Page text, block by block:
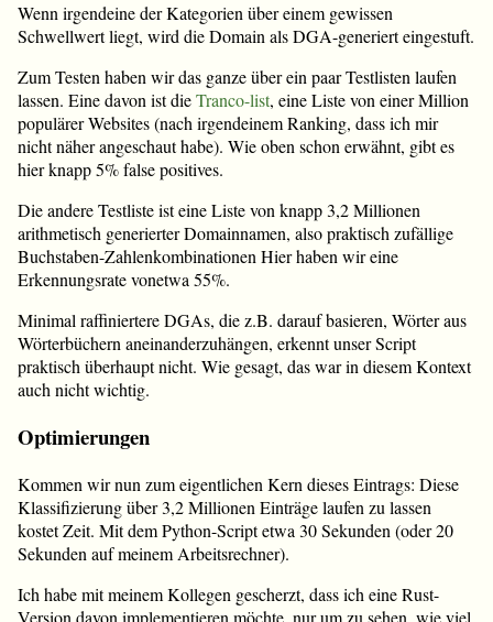
Wenn irgendeine der Kategorien über einem gewissen
Schwellwert liegt, wird die Domain als DGA-generiert eingestuft.
Zum Testen haben wir das ganze über ein paar Testlisten laufen
lassen. Eine davon ist dieTranco-list, eine Liste von einer Million
populärer Websites (nach irgendeinem Ranking, dass ich mir
nicht näher angeschaut habe). Wie oben schon erwähnt, gibt es
hier knapp 5% false positives.
Die andere Testliste ist eine Liste von knapp 3,2 Millionen
arithmetisch generierter Domainnamen, also praktisch zufällige
Buchstaben-Zahlenkombinationen Hier haben wir eine
Erkennungsrate vonetwa 55%.
Minimal raffiniertere DGAs, die z.B. darauf basieren, Wörter aus
Wörterbüchern aneinanderzuhängen, erkennt unser Script
praktisch überhaupt nicht. Wie gesagt, das war in diesem Kontext
auch nicht wichtig.
Optimierungen
Kommen wir nun zum eigentlichen Kern dieses Eintrags: Diese
Klassifizierung über 3,2 Millionen Einträge laufen zu lassen
kostet Zeit. Mit dem Python-Script etwa 30 Sekunden (oder 20
Sekunden auf meinem Arbeitsrechner).
Ich habe mit meinem Kollegen gescherzt, dass ich eine Rust-
Version davon implementieren möchte, nur um zu sehen, wie viel